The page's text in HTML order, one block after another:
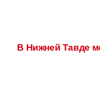
В Нижней Тавде